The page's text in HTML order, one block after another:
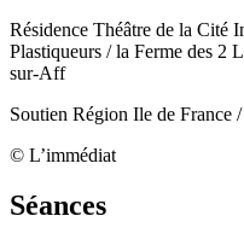
Résidence Théâtre de la Cité
Plastiqueurs / la Ferme des 2
sur-Aff
Soutien Région Ile de France
© L’immédiat
Séances